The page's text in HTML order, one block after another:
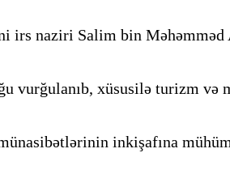
irs naziri Salim bin
vurğulanıb, xüsusilə turizm və
inkişafına